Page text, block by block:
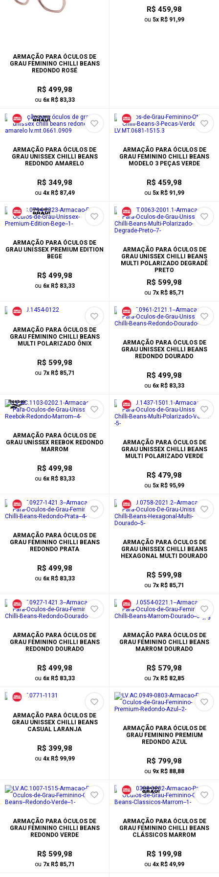
ARMAÇÃO PARA ÓCULOS DE
GRAU FEMININO CHILLI BEANS
REDONDO ROSÉ
R$ 499,98
ou 6x R$ 83,33
R$ 459,98
ou 5x R$ 91,99
ARMAÇÃO PARA ÓCULOS DE
GRAU UNISSEX CHILLI BEANS
REDONDO AMARELO
R$ 349,98
ou 4x R$ 87,49
ARMAÇÃO PARA ÓCULOS DE
GRAU FEMININO CHILLI BEANS
MODELO 3 PEÇAS VERDE
R$ 459,98
ou 5x R$ 91,99
ARMAÇÃO PARA ÓCULOS DE
GRAU UNISSEX PREMIUM EDITION
BEGE
R$ 499,98
ou 6x R$ 83,33
ARMAÇÃO PARA ÓCULOS DE
GRAU UNISSEX CHILLI BEANS
MULTI POLARIZADO DEGRADÊ
PRETO
R$ 599,98
ou 7x R$ 85,71
ARMAÇÃO PARA ÓCULOS DE
GRAU FEMININO CHILLI BEANS
MULTI POLARIZADO ÔNIX
R$ 599,98
ou 7x R$ 85,71
ARMAÇÃO PARA ÓCULOS DE
GRAU UNISSEX CHILLI BEANS
REDONDO DOURADO
R$ 499,98
ou 6x R$ 83,33
ARMAÇÃO PARA ÓCULOS DE
GRAU UNISSEX REEBOK REDONDO
MARROM
R$ 499,98
ou 6x R$ 83,33
ARMAÇÃO PARA ÓCULOS DE
GRAU UNISSEX CHILLI BEANS
MULTI POLARIZADO VERDE
R$ 479,98
ou 5x R$ 95,99
ARMAÇÃO PARA ÓCULOS DE
GRAU FEMININO CHILLI BEANS
REDONDO PRATA
R$ 499,98
ou 6x R$ 83,33
ARMAÇÃO PARA ÓCULOS DE
GRAU UNISSEX CHILLI BEANS
HEXAGONAL MULTI DOURADO
R$ 599,98
ou 7x R$ 85,71
ARMAÇÃO PARA ÓCULOS DE
GRAU FEMININO CHILLI BEANS
REDONDO DOURADO
R$ 499,98
ou 6x R$ 83,33
ARMAÇÃO PARA ÓCULOS DE
GRAU FEMININO CHILLI BEANS
MARROM DOURADO
R$ 579,98
ou 7x R$ 82,85
ARMAÇÃO PARA ÓCULOS DE
GRAU UNISSEX CHILLI BEANS
CASUAL LARANJA
R$ 399,98
ou 4x R$ 99,99
ARMAÇÃO PARA ÓCULOS DE
GRAU FEMININO PREMIUM
REDONDO AZUL
R$ 799,98
ou 9x R$ 88,88
ARMAÇÃO PARA ÓCULOS DE
GRAU FEMININO CHILLI BEANS
REDONDO VERDE
R$ 599,98
ou 7x R$ 85,71
ARMAÇÃO PARA ÓCULOS DE
GRAU FEMININO CHILLI BEANS
CLÁSSICOS MARROM
R$ 199,98
ou 4x R$ 49,99